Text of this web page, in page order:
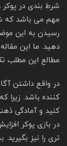
شرط بندی در پوکر
مهم می باشد که
رسیدن به این
دهید. ما این
مطالع این مطلب
در واقع داشتن
کننده باشد. زیرا
کنید و آمادگی
در بازی پوکر
تری را نیز